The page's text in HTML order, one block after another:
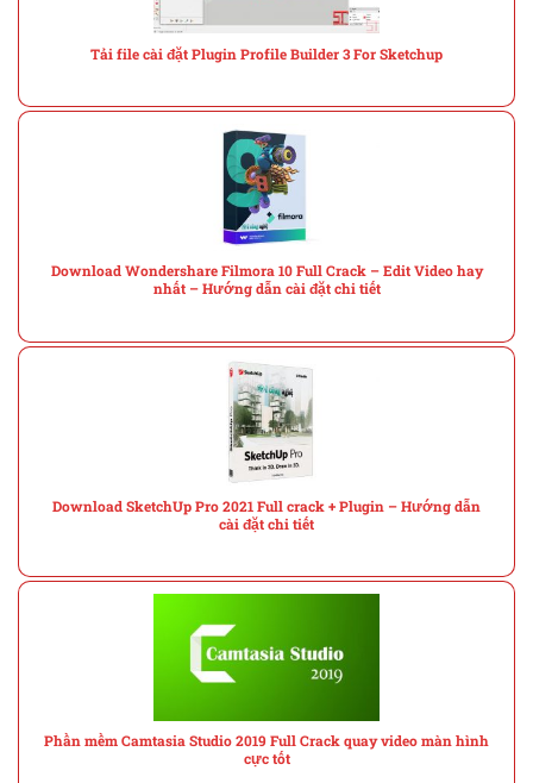
Tải file cài đặt Plugin Profile Builder 3 For Sketchup
Download Wondershare Filmora 10 Full Crack – Edit Video hay
nhất – Hướng dẫn cài đặt chi tiết
Download SketchUp Pro 2021 Full crack + Plugin – Hướng dẫn
cài đặt chi tiết
Phần mềm Camtasia Studio 2019 Full Crack quay video màn hình
cực tốt